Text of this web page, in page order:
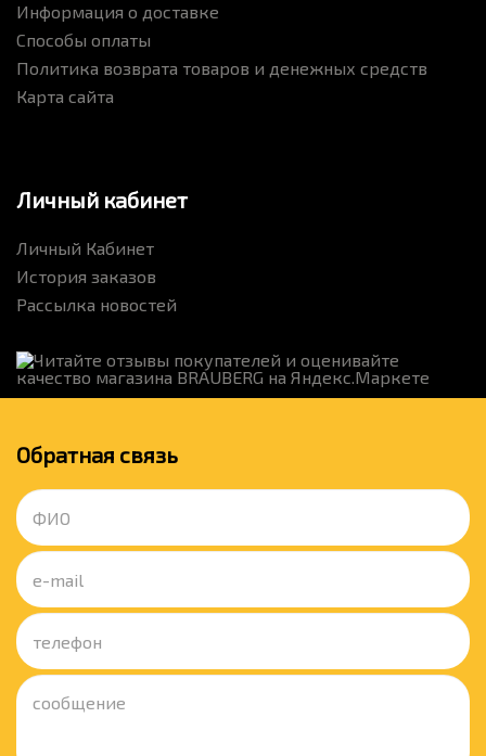
Информация о доставке
Способы оплаты
Политика возврата товаров и денежных средств
Карта сайта
Личный кабинет
Личный Кабинет
История заказов
Рассылка новостей
Обратная связь